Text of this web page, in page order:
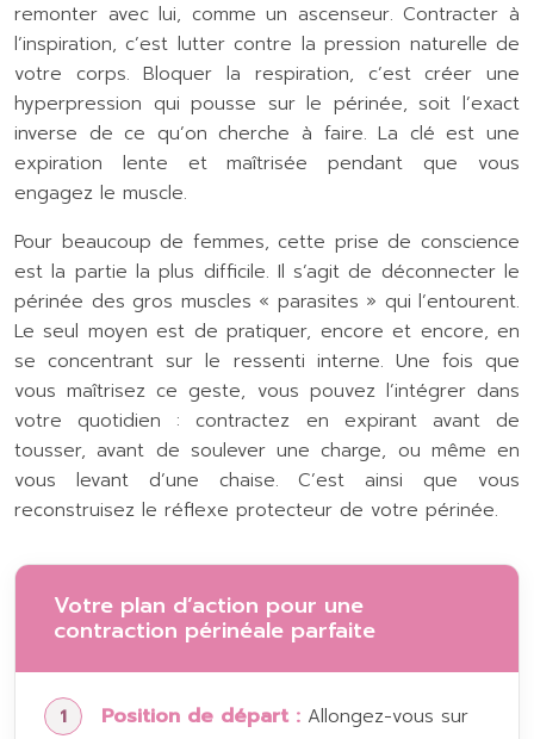
remonter avec lui, comme un ascenseur. Contracter à
l’inspiration, c’est lutter contre la pression naturelle de
votre corps. Bloquer la respiration, c’est créer une
hyperpression qui pousse sur le périnée, soit l’exact
inverse de ce qu’on cherche à faire. La clé est une
expiration lente et maîtrisée pendant que vous
engagez le muscle.
Pour beaucoup de femmes, cette prise de conscience
est la partie la plus difficile. Il s’agit de déconnecter le
périnée des gros muscles « parasites » qui l’entourent.
Le seul moyen est de pratiquer, encore et encore, en
se concentrant sur le ressenti interne. Une fois que
vous maîtrisez ce geste, vous pouvez l’intégrer dans
votre quotidien : contractez en expirant avant de
tousser, avant de soulever une charge, ou même en
vous levant d’une chaise. C’est ainsi que vous
reconstruisez le réflexe protecteur de votre périnée.
Votre plan d’action pour une
contraction périnéale parfaite
Position de départ : Allongez-vous sur